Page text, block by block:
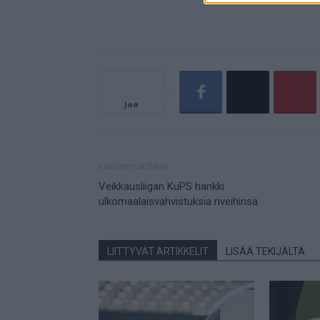
Jaa
Veikkausliigan KuPS hankki
ulkomaalaisvahvistuksia riveihinsä
LIITTYVÄT ARTIKKELIT LISÄÄ TEKIJÄLTÄ